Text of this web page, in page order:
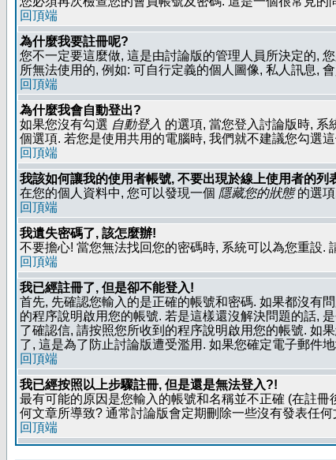
回頂端
為什麼我要註冊呢?
您不一定要這麼做, 這是由討論版的管理人員所決定的,
所無法使用的, 例如: 可自行定義的個人圖像, 私人訊息,
回頂端
為什麼我會自動登出?
如果您沒有勾選 自動登入 的選項, 當您登入討論版時,
個選項. 若您是使用共用的電腦時, 我們就不建議您勾選
回頂端
我該如何讓我的使用者帳號, 不要出現於線上使用者的列
在您的個人資料中, 您可以發現一個 隱藏您的狀態的選項
回頂端
我遺失密碼了, 該怎麼辦!
不要擔心! 當您無法找回您的密碼時, 系統可以為您重設.
回頂端
我已經註冊了, 但是卻不能登入!
首先, 先確認您輸入的是正確的帳號和密碼. 如果都沒有
的程序說明啟用您的帳號. 若是這樣還沒解決問題的話,
了確認信, 請按照您所收到的程序說明啟用您的帳號. 如
了, 這是為了防止討論版遭受濫用. 如果您確定電子郵件
回頂端
我已經按照以上步驟註冊, 但是還是無法登入?!
最有可能的原因是您輸入的帳號和名稱並不正確 (在註
何文章所導致? 通常討論版會定期刪除一些沒有發表任
回頂端